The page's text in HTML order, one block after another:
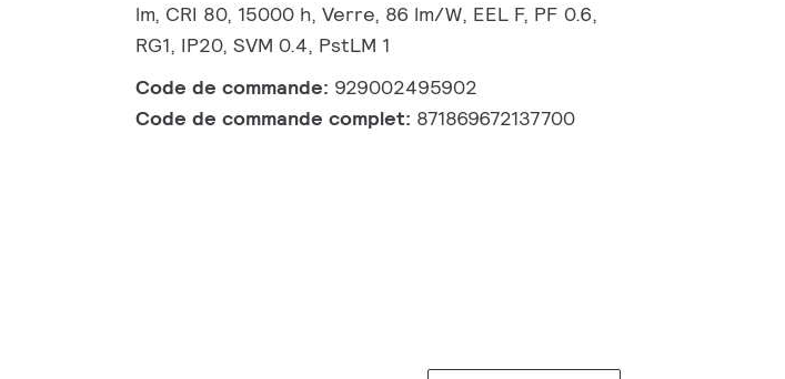
lm, CRI 80, 15000 h, Verre, 86 lm/W, EEL F, PF 0.6,
RG1, IP20, SVM 0.4, PstLM 1
Code de commande: 929002495902
Code de commande complet: 871869672137700